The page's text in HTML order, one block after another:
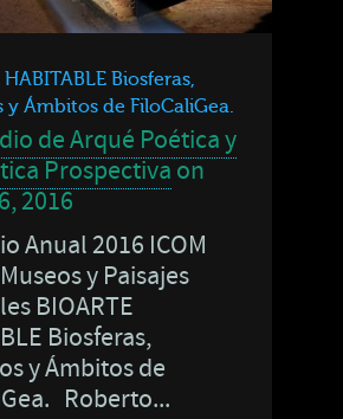
HABITABLE Biosferas,
y Ámbitos de FiloCaliGea.
de Arqué Poética y
Prospectiva on
2016
Anual 2016 ICOM
y Paisajes
BIOARTE
Biosferas,
y Ámbitos de
Roberto...